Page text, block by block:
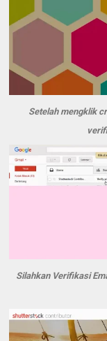
Setelah mengklik
Silahkan Verifikasi